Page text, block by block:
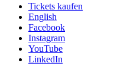
Tickets kaufen
English
Facebook
Instagram
YouTube
LinkedIn